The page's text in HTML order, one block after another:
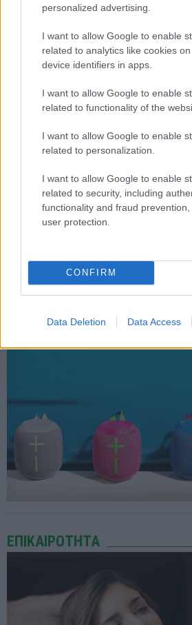
personalized advertising.
I want to allow Google to enable
related to analytics like cookies
device identifiers in apps.
I want to allow Google to enable
related to functionality of the
I want to allow Google to enable
related to personalization.
I want to allow Google to enable
related to security, including
functionality and fraud
user protection.
CONFIRM
Data Deletion Data Access
Νέος διευθύνοντας, ίσως νέα
κατεύθυνση για την Apple
Η διαδοχή του Tim Cook από τον John
αλλαγές μακροπρόθεσμα
Ultimate Ears: νέα έκδοση
To διάσημο brand ήχου της Logitech
ΕΠΙΚΑΙΡΟΤΗΤΑ